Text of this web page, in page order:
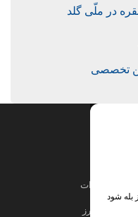
در ملّی گلد
تخصصی
بله شود
درهم امارات
تبدیل نرخ ارز